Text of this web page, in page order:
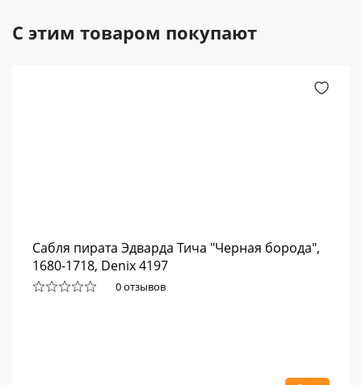
С этим товаром покупают
Сабля пирата Эдварда Тича "Черная борода",
1680-1718, Denix 4197
0 отзывов